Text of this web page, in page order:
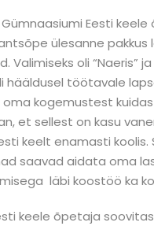
Eesti
ülesanne pakkus
Valimiseks oli “Naeris” ja
hääldusel töötavale
kogemustest
et sellest on kasu
keelt enamasti koolis.
saavad aidata oma
läbi koostöö ka
keele õpetaja